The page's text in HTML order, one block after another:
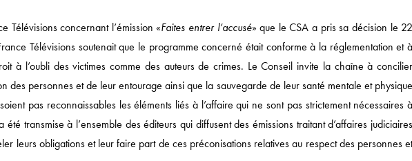
Télévisions concernant l’émission «Faites entrer l’accusé» que le CSA a pris sa décision le 22
Télévisions soutenait que le programme concerné était conforme à la réglementation et à
à l’oubli des victimes comme des auteurs de crimes. Le Conseil invite la chaîne à concilier
des personnes et de leur entourage ainsi que la sauvegarde de leur santé mentale et physique
pas reconnaissables les éléments liés à l’affaire qui ne sont pas strictement nécessaires à
transmise à l’ensemble des éditeurs qui diffusent des émissions traitant d’affaires judiciaires
leurs obligations et leur faire part de ces préconisations relatives au respect des personnes
DROIT SOCIAL
CORPORATE
DROIT FISCAL / DROIT
SANTÉ / PHARMA
NOTRE ACTUALITÉ